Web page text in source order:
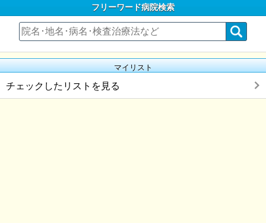
フリーワード病院検索
マイリスト
チェックしたリストを見る